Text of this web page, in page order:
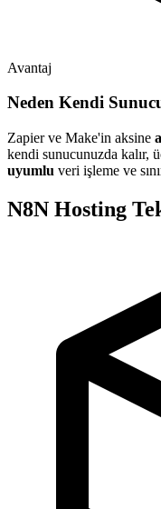
Avantaj
Neden Kendi
Zapier ve Make'in aksine
kendi sunucunuzda kalır,
uyumlu veri işleme ve
N8N Hosting